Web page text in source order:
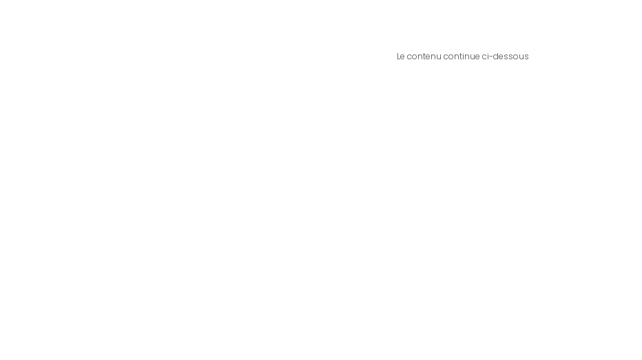
Le contenu continue ci-dessous